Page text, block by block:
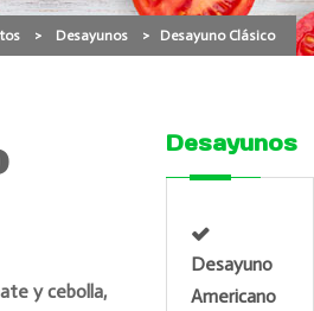
> Desayunos > Desayuno Clásico
y cebolla,
Desayunos
Desayuno
Americano